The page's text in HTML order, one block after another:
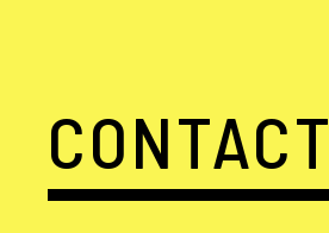
CONTACT